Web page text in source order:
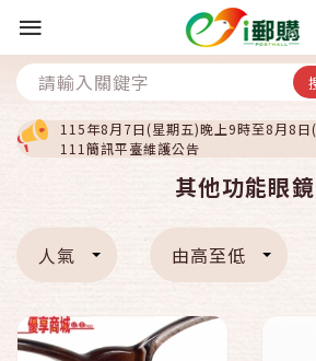
115年8月7日(星期五)晚上9時至8月8
111簡訊平臺維護公告
其他功能眼鏡
人氣 由高至低